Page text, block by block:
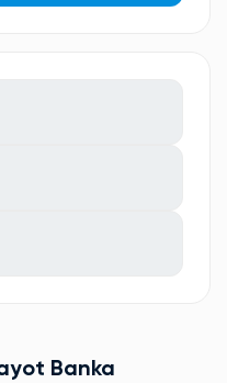
Banka